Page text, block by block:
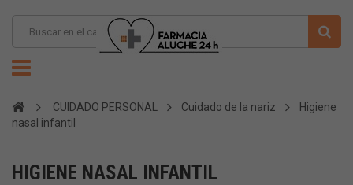
CUIDADO PERSONAL Cuidado de la nariz
Higiene
nasal infantil
HIGIENE NASAL INFANTIL